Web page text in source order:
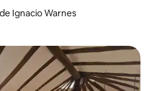
Ignacio Warnes